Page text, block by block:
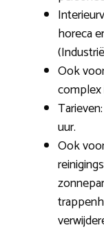
horeca
Ook
complex
uur.
Ook